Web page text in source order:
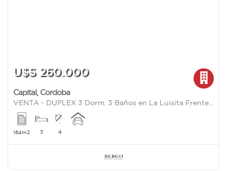
U$S 260.000
Capital, Cordoba
164m2 3 4